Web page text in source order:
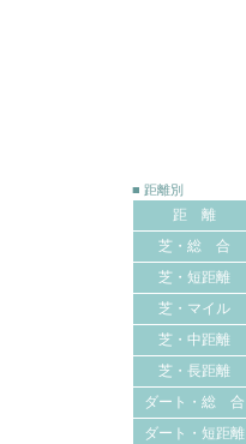
■ 距離別
距 離
芝・総 合
芝・短距離
芝・マイル
芝・中距離
芝・長距離
ダート・総 合
ダート・短距離